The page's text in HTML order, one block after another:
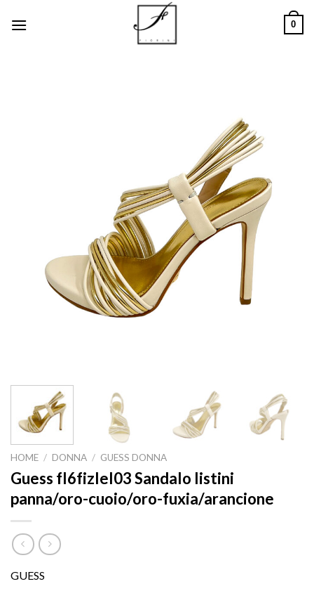
0
HOME / DONNA / GUESS DONNA
Guess fl6fizlel03 Sandalo listini
panna/oro-cuoio/oro-fuxia/arancione
GUESS